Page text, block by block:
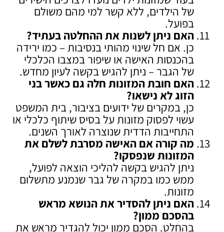
של הילדים, ללא קשר למי מהם משולם
בפועל.
האם ניתן לשנות את ההחלטה בעתיד?
כן. אם חל שינוי מהותי בנסיבות – כמו ירידה
בהכנסות האישה או שיפור במצבו הכלכלי
של הגבר – ניתן להגיש בקשה לעיון מחדש.
האם חובת המזונות חלה גם כאשר בני
הזוג לא נישאו?
כן, במקרים של ידועים בציבור, בית המשפט
עשוי לפסוק מזונות על בסיס שיתוף כלכלי או
התחייבות הדדית שנוצרה לאורך השנים.
מה קורה אם האישה מסרבת לשלם את
המזונות שנפסקו?
ניתן להגיש בקשה להליכי הוצאה לפועל,
ממש כמו במקרה של גבר שנמנע מתשלום
מזונות.
האם ניתן להסדיר את הנושא מראש
בהסכם ממון?
בהחלט. הסכם ממון יכול להגדיר מראש את